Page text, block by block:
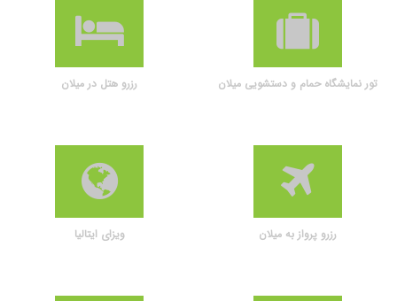
تور نمایشگاه حمام و دستشویی میلان رزرو هتل در میلان
رزرو پرواز به میلان ویزای ایتالیا